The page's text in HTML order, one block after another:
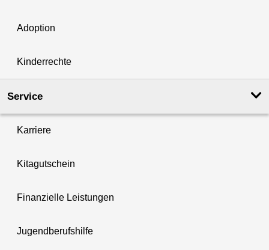
Adoption
Kinderrechte
Service
Karriere
Kitagutschein
Finanzielle Leistungen
Jugendberufshilfe